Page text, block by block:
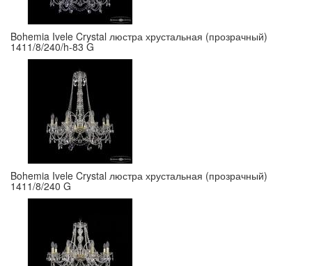
Bohemia Ivele Crystal люстра хрустальная (прозрачный)
1411/8/240/h-83 G
Bohemia Ivele Crystal люстра хрустальная (прозрачный)
1411/8/240 G